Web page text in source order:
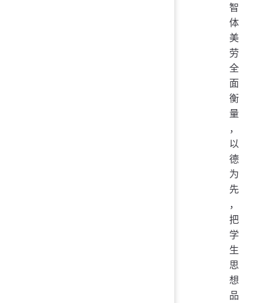
智
体
美
劳
全
面
衡
量
，
以
德
为
先
，
把
学
生
思
想
品